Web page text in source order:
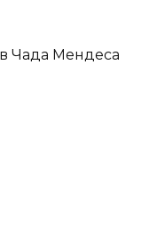
Чада Мендеса